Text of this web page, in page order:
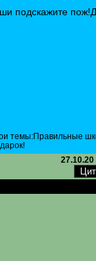
подскажите
темы:Правильные